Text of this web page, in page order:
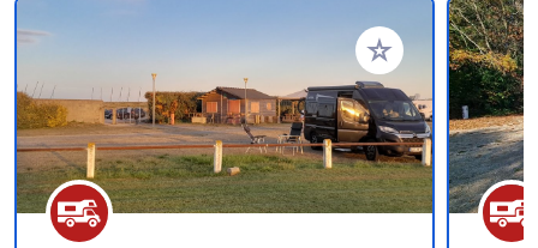
Aggiungi ai tuoi